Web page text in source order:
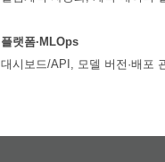
플랫폼·MLOps
대시보드/API, 모델 버전·배포